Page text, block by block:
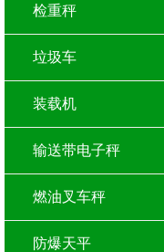
检重秤
垃圾车
装载机
输送带电子秤
燃油叉车秤
防爆天平